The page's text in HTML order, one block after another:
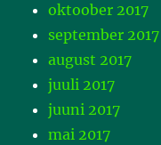
oktoober 2017
september 2017
august 2017
juuli 2017
juuni 2017
mai 2017